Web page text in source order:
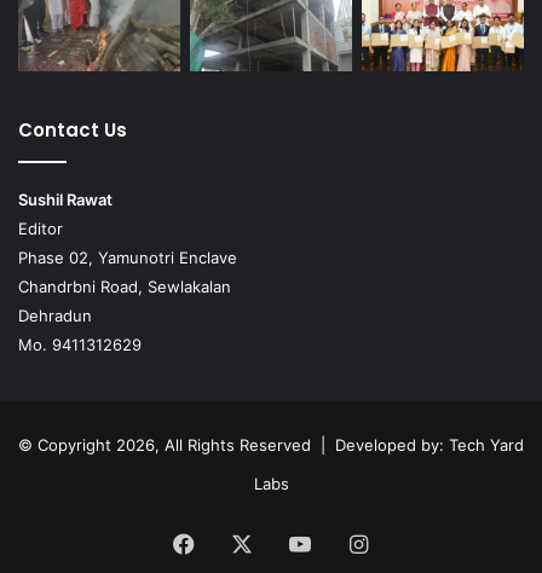
Contact Us
Sushil Rawat
Editor
Phase 02, Yamunotri Enclave
Chandrbni Road, Sewlakalan
Dehradun
Mo. 9411312629
© Copyright 2026, All Rights Reserved | Developed by: Tech Yard
Labs
Facebook YouTubeInstagram